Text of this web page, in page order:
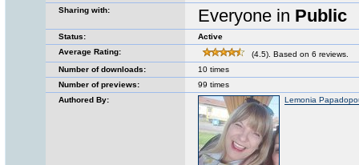
Sharing with: Everyone in Public
Status:
Active
Average Rating:
(4.5). Based on 6 reviews.
Number of downloads:
10 times
Number of previews:
99 times
Authored By:
Lemonia